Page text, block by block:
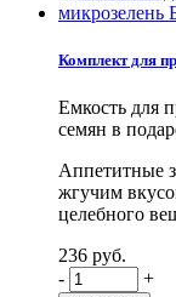
Комплект для
Емкость для
семян в
Аппетитные
жгучим
целебного
236 руб.
-
+